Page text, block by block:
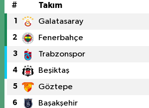
# Takım
1 Galatasaray
2 Fenerbahçe
3 Trabzonspor
4 Beşiktaş
5 Göztepe
6 Başakşehir